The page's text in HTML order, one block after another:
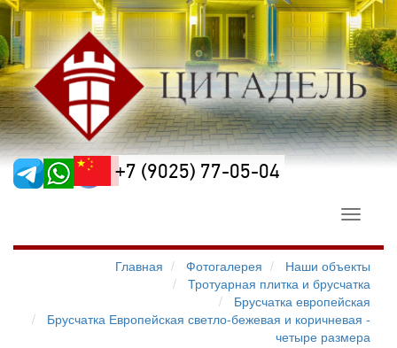
+7 (9025) 77-05-04
Toggle
Главная
Фотогалерея
Наши объекты
Тротуарная плитка и брусчатка
Брусчатка европейская
Брусчатка Европейская светло-бежевая и коричневая -
четыре размера